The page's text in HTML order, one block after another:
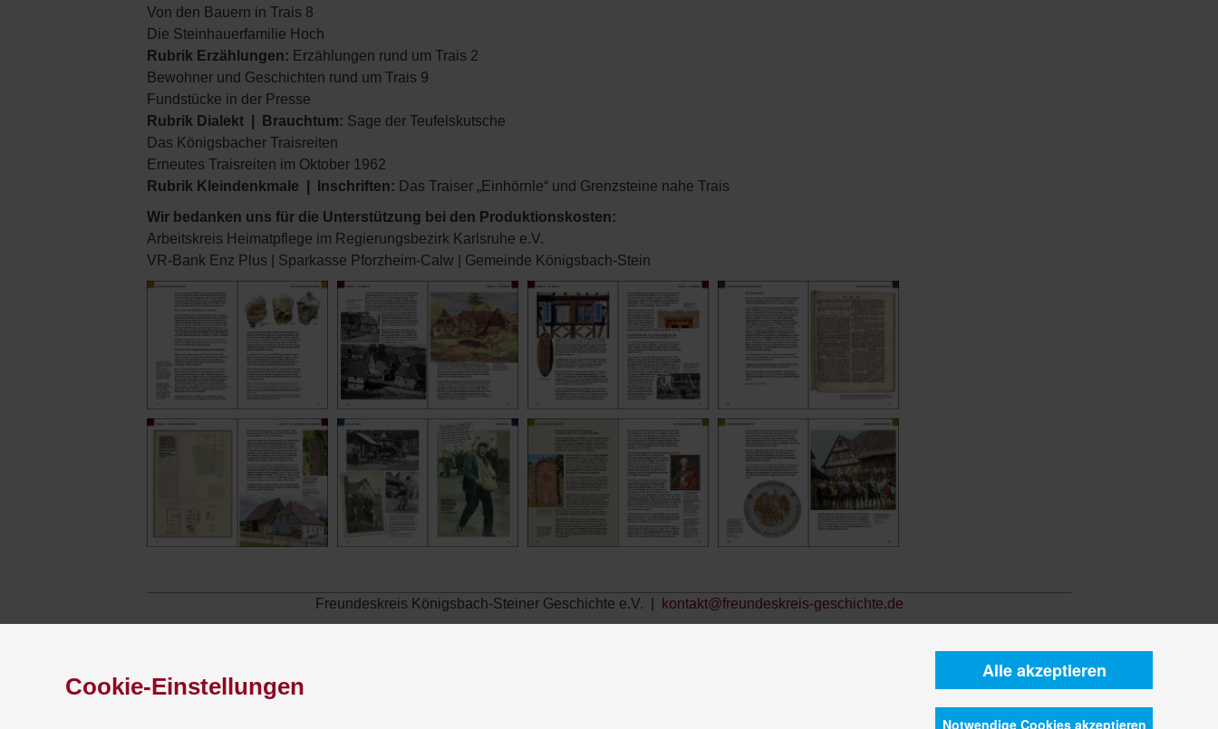
Von den Bauern in Trais 8
Die Steinhauerfamilie Hoch
Rubrik Erzählungen: Erzählungen rund um Trais 2
Bewohner und Geschichten rund um Trais 9
Fundstücke in der Presse
Rubrik Dialekt | Brauchtum: Sage der Teufelskutsche
Das Königsbacher Traisreiten
Erneutes Traisreiten im Oktober 1962
Rubrik Kleindenkmale | Inschriften: Das Traiser „Einhörnle“ und Grenzsteine nahe Trais
Wir bedanken uns für die Unterstützung bei den Produktionskosten:
Arbeitskreis Heimatpflege im Regierungsbezirk Karlsruhe e.V.
VR-Bank Enz Plus | Sparkasse Pforzheim-Calw | Gemeinde Königsbach-Stein
Freundeskreis Königsbach-Steiner Geschichte e.V. | kontakt@freundeskreis-geschichte.de
Cookie-Einstellungen
Alle akzeptieren
Notwendige Cookies akzeptieren